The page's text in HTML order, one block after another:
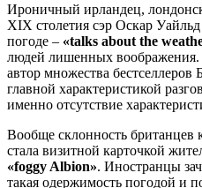
Ироничный ирландец,
ХIX столетия сэр Оскар
погоде – «talks about the
людей лишенных воображения.
автор множества
главной характеристикой
именно отсутствие
Вообще склонность британцев
стала визитной карточкой
«foggy Albion». Иностранцы
такая одержимость погодой и